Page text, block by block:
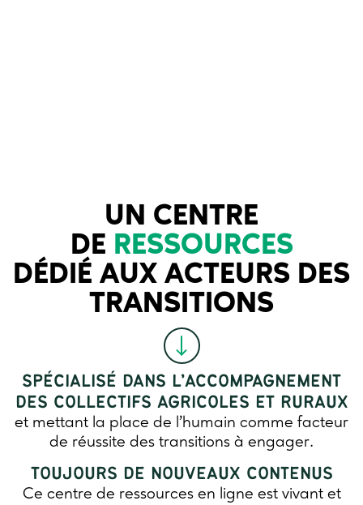
UN CENTRE
DE RESSOURCES
DÉDIÉ AUX ACTEURS DES
TRANSITIONS
SPÉCIALISÉ DANS L’ACCOMPAGNEMENT
DES COLLECTIFS AGRICOLES ET RURAUX
et mettant la place de l’humain comme facteur
de réussite des transitions à engager.
TOUJOURS DE NOUVEAUX CONTENUS
Ce centre de ressources en ligne est vivant et